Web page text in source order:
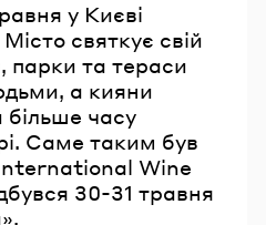
у Києві
святкує свій
парки та тераси
а кияни
часу
Саме таким був
Wine
30-31 травня